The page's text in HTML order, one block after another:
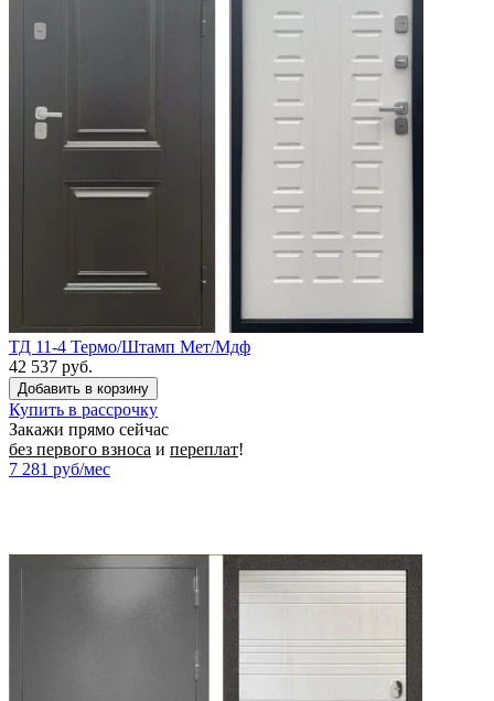
ТД 11-4 Термо/Штамп Мет/Мдф
42 537 руб.
Купить в рассрочку
Закажи прямо сейчас
без первого взноса и переплат!
7 281 руб/мес